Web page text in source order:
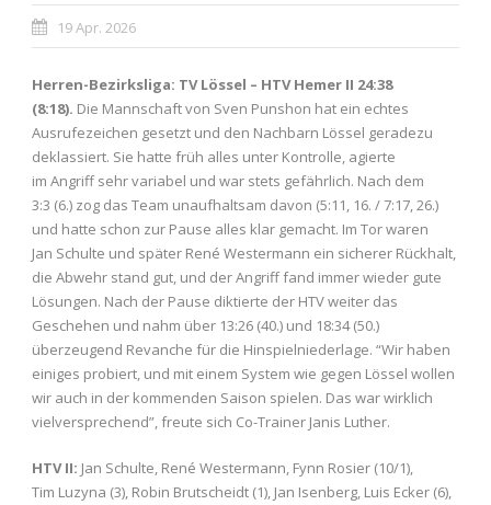
19 Apr. 2026
Herren-Bezirksliga: TV Lössel – HTV Hemer II 24:38
(8:18). Die Mannschaft von Sven Punshon hat ein echtes
Ausrufezeichen gesetzt und den Nachbarn Lössel geradezu
deklassiert. Sie hatte früh alles unter Kontrolle, agierte
im Angriff sehr variabel und war stets gefährlich. Nach dem
3:3 (6.) zog das Team unaufhaltsam davon (5:11, 16. / 7:17, 26.)
und hatte schon zur Pause alles klar gemacht. Im Tor waren
Jan Schulte und später René Westermann ein sicherer Rückhalt,
die Abwehr stand gut, und der Angriff fand immer wieder gute
Lösungen. Nach der Pause diktierte der HTV weiter das
Geschehen und nahm über 13:26 (40.) und 18:34 (50.)
überzeugend Revanche für die Hinspielniederlage. “Wir haben
einiges probiert, und mit einem System wie gegen Lössel wollen
wir auch in der kommenden Saison spielen. Das war wirklich
vielversprechend”, freute sich Co-Trainer Janis Luther.
HTV II: Jan Schulte, René Westermann, Fynn Rosier (10/1),
Tim Luzyna (3), Robin Brutscheidt (1), Jan Isenberg, Luis Ecker (6),